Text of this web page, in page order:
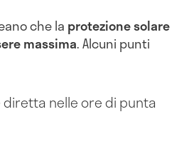
che la protezione solare
massima. Alcuni punti
diretta nelle ore di punta